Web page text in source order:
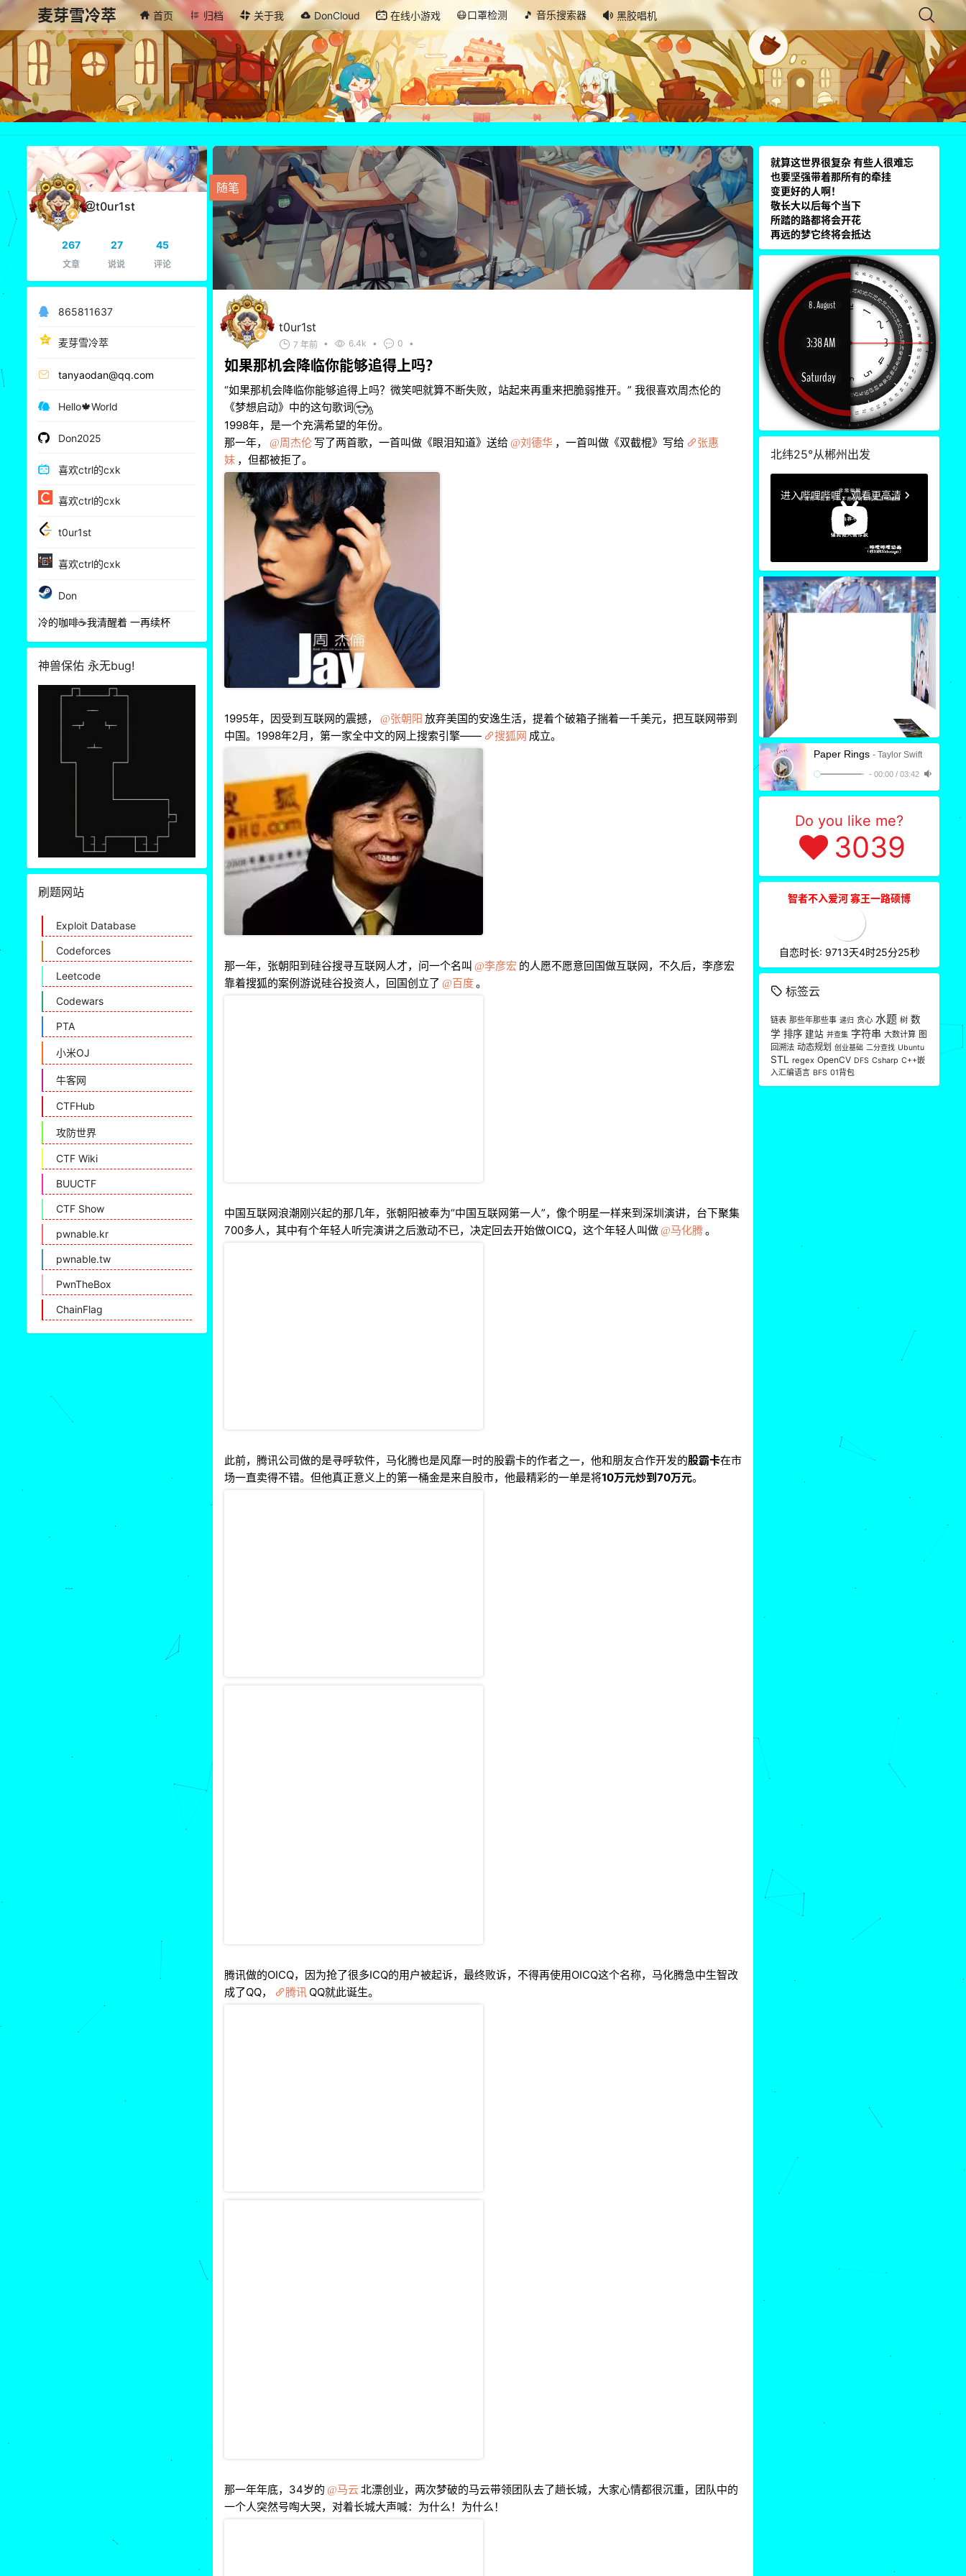
麦芽雪冷萃 首页 归档 关于我 DonCloud 在线小游戏 😷口罩检测 🎵 音乐搜索器 黑胶唱机
t0ur1st
267
文章
27
说说
45
评论
865811637
麦芽雪冷萃
tanyaodan@qq.com
Hello🍁World
Don2025
喜欢ctrl的cxk
喜欢ctrl的cxk
t0ur1st
喜欢ctrl的cxk
Don
冷的咖啡☕我清醒着 一再续杯
神兽保佑 永无bug!
刷题网站
Exploit Database
Codeforces
Leetcode
Codewars
PTA
小米OJ
牛客网
CTFHub
攻防世界
CTF Wiki
BUUCTF
CTF Show
pwnable.kr
pwnable.tw
PwnTheBox
ChainFlag
t0ur1st
7 年前 • 6.4k • 0 •
如果那机会降临你能够追得上吗？
“如果那机会降临你能够追得上吗？微笑吧就算不断失败，站起来再重来把脆弱推开。” 我很喜欢周杰伦的
《梦想启动》中的这句歌词
1998年，是一个充满希望的年份。
那一年，
周杰伦 写了两首歌，一首叫做《眼泪知道》送给 刘德华 ，一首叫做《双截棍》写给
张惠
妹 ，但都被拒了。
1995年，因受到互联网的震撼， 张朝阳 放弃美国的安逸生活，提着个破箱子揣着一千美元，把互联网带到
中国。1998年2月，第一家全中文的网上搜索引擎——
搜狐网 成立。
那一年，张朝阳到硅谷搜寻互联网人才，问一个名叫 李彦宏 的人愿不愿意回国做互联网，不久后，李彦宏
靠着搜狐的案例游说硅谷投资人，回国创立了
百度。
中国互联网浪潮刚兴起的那几年，张朝阳被奉为“中国互联网第一人”，像个明星一样来到深圳演讲，台下聚集
700多人，其中有个年轻人听完演讲之后激动不已，决定回去开始做OICQ，这个年轻人叫做
马化腾。
此前，腾讯公司做的是寻呼软件，马化腾也是风靡一时的股霸卡的作者之一，他和朋友合作开发的股霸卡在市
场一直卖得不错。但他真正意义上的第一桶金是来自股市，他最精彩的一单是将10万元炒到70万元。
腾讯做的OICQ，因为抢了很多ICQ的用户被起诉，最终败诉，不得再使用OICQ这个名称，马化腾急中生智改
成了QQ，
腾讯 QQ就此诞生。
那一年年底，34岁的 马云北漂创业，两次梦破的马云带领团队去了趟长城，大家心情都很沉重，团队中的
一个人突然号啕大哭，对着长城大声喊：为什么！为什么！
随笔
就算这世界很复杂 有些人很难忘
也要坚强带着那所有的牵挂
变更好的人啊！
敬长大以后每个当下
所踏的路都将会开花
再远的梦它终将会抵达
2
2
2
3
3
3
3
3
北纬25°从郴州出发
Paper Rings - Taylor Swift
- 00:00 / 03:42
Do you like me?
3039
智者不入爱河 寡王一路硕博
自恋时长: 9713天4时25分27秒
标签云
链表 那些年那些事 递归 贪心 水题 树 数
学 排序 建站 并查集 字符串 大数计算 图
回溯法 动态规划 创业基础 二分查找 Ubuntu
STL regex OpenCV DFS Csharp C++嵌
入汇编语言 BFS 01背包